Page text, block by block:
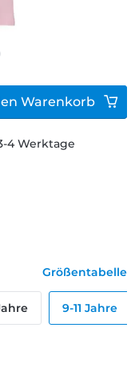
4 Werktage
Größentabelle
9-11 Jahre
Warenkorb